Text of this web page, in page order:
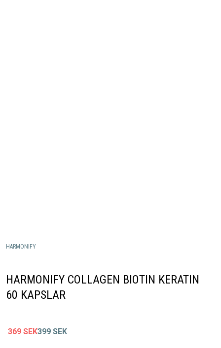
HARMONIFY
HARMONIFY COLLAGEN BIOTIN KERATIN
60 KAPSLAR
369 SEK399 SEK